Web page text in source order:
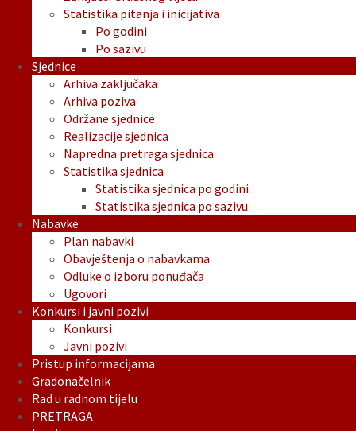
Statistika pitanja i inicijativa
Po godini
Po sazivu
Sjednice
Arhiva zaključaka
Arhiva poziva
Održane sjednice
Realizacije sjednica
Napredna pretraga sjednica
Statistika sjednica
Statistika sjednica po godini
Statistika sjednica po sazivu
Nabavke
Plan nabavki
Obavještenja o nabavkama
Odluke o izboru ponuđača
Ugovori
Konkursi i javni pozivi
Konkursi
Javni pozivi
Pristup informacijama
Gradonačelnik
Rad u radnom tijelu
PRETRAGA